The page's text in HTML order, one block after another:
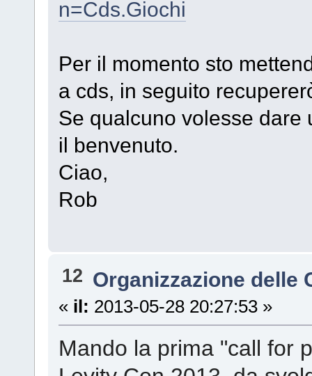
n=Cds.Giochi
Per il momento sto
a cds, in seguito
Se qualcuno volesse dare
il benvenuto.
Ciao,
Rob
12 Organizzazione delle
« il: 2013-05-28 20:27:53 »
Mando la prima "call for